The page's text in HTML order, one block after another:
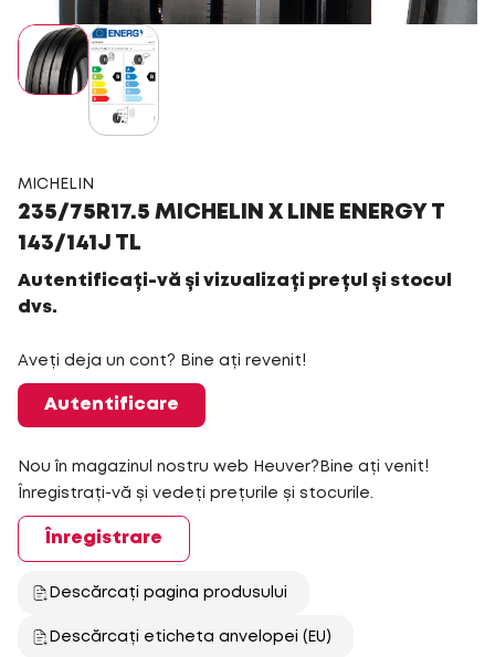
MICHELIN
235/75R17.5 MICHELIN X LINE ENERGY T
143/141J TL
Autentificați-vă și vizualizați prețul și stocul
dvs.
Aveți deja un cont? Bine ați revenit!
Autentificare
Nou în magazinul nostru web Heuver?Bine ați venit!
Înregistrați-vă și vedeți prețurile și stocurile.
Înregistrare
Descărcați pagina produsului
Descărcați eticheta anvelopei (EU)